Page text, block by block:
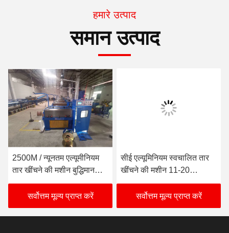
हमारे उत्पाद
समान उत्पाद
2500M / न्यूनतम एल्यूमीनियम
तार खींचने की मशीन बुद्धिमान
0.08 मिमी से 0.32 मिमी
सर्वोत्तम मूल्य प्राप्त करें
सीई एल्यूमिनियम स्वचालित तार
खींचने की मशीन 11-20
किलोवाट पीएलसी नियंत्रण
सर्वोत्तम मूल्य प्राप्त करें